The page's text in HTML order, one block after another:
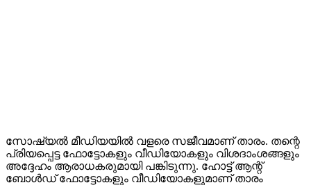
സോഷ്യൽ മീഡിയയിൽ വളരെ സജീവമാണ് താരം. തന്റെ
പ്രിയപ്പെട്ട ഫോട്ടോകളും വീഡിയോകളും വിശദാംശങ്ങളും
അദ്ദേഹം ആരാധകരുമായി പങ്കിടുന്നു. ഹോട്ട് ആന്റ്
ബോൾഡ് ഫോട്ടോകളും വീഡിയോകളുമാണ് താരം